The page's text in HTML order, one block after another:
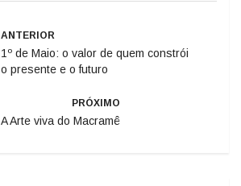
ANTERIOR
1º de Maio: o valor de quem constrói
o presente e o futuro
PRÓXIMO
A Arte viva do Macramê